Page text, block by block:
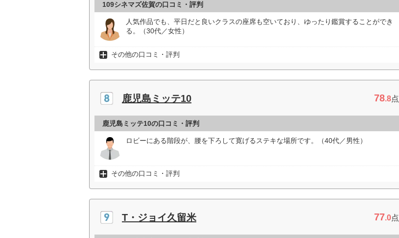
109シネマズ佐賀の口コミ・評判
人気作品でも、平日だと良いクラスの座席も空いており、ゆったり鑑賞することができ
る。（30代／女性）
その他の口コミ・評判
鹿児島ミッテ10 78.8点
鹿児島ミッテ10の口コミ・評判
ロビーにある階段が、腰を下ろして寛げるステキな場所です。（40代／男性）
その他の口コミ・評判
T・ジョイ久留米 77.0点